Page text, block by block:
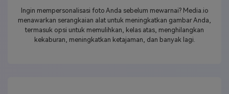
Ingin mempersonalisasi foto Anda sebelum mewarnai? Media.io
menawarkan serangkaian alat untuk meningkatkan gambar Anda,
termasuk opsi untuk memulihkan, kelas atas, menghilangkan
kekaburan, meningkatkan ketajaman, dan banyak lagi.